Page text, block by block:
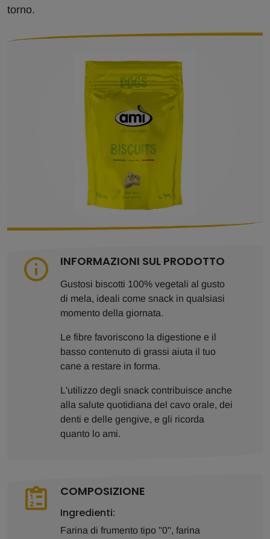
torno.
INFORMAZIONI SUL PRODOTTO
Gustosi biscotti 100% vegetali al gusto
di mela, ideali come snack in qualsiasi
momento della giornata.
Le fibre favoriscono la digestione e il
basso contenuto di grassi aiuta il tuo
cane a restare in forma.
L'utilizzo degli snack contribuisce anche
alla salute quotidiana del cavo orale, dei
denti e delle gengive, e gli ricorda
quanto lo ami.
COMPOSIZIONE
Ingredienti:
Farina di frumento tipo ''0'', farina